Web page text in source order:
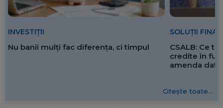
INVESTIȚII
Nu banii mulți fac diferența, ci timpul
SOLUȚII
CSALB: Ce
credite în
amenda
Citește toate...